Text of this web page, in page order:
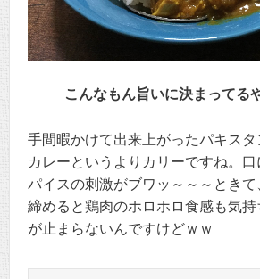
こんなもん旨いに決まってる
手間暇かけて出来上がったパキスタ
カレーというよりカリーですね。
パイスの刺激がブワッ～～～とき
締めると鶏肉のホロホロ食感も気
が止まらないんですけどｗｗ